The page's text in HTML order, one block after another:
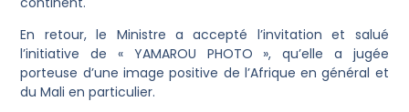
En retour, le Ministre a accepté l’invitation et salué
l’initiative de « YAMAROU PHOTO », qu’elle a jugée
porteuse d’une image positive de l’Afrique en général et
du Mali en particulier.